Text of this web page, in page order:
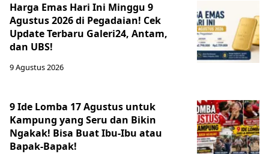
Harga Emas Hari Ini Minggu 9
Agustus 2026 di Pegadaian! Cek
Update Terbaru Galeri24, Antam,
dan UBS!
9 Agustus 2026
9 Ide Lomba 17 Agustus untuk
Kampung yang Seru dan Bikin
Ngakak! Bisa Buat Ibu-Ibu atau
Bapak-Bapak!